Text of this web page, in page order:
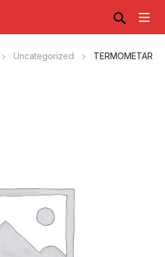
Uncategorized
TERMOMETAR